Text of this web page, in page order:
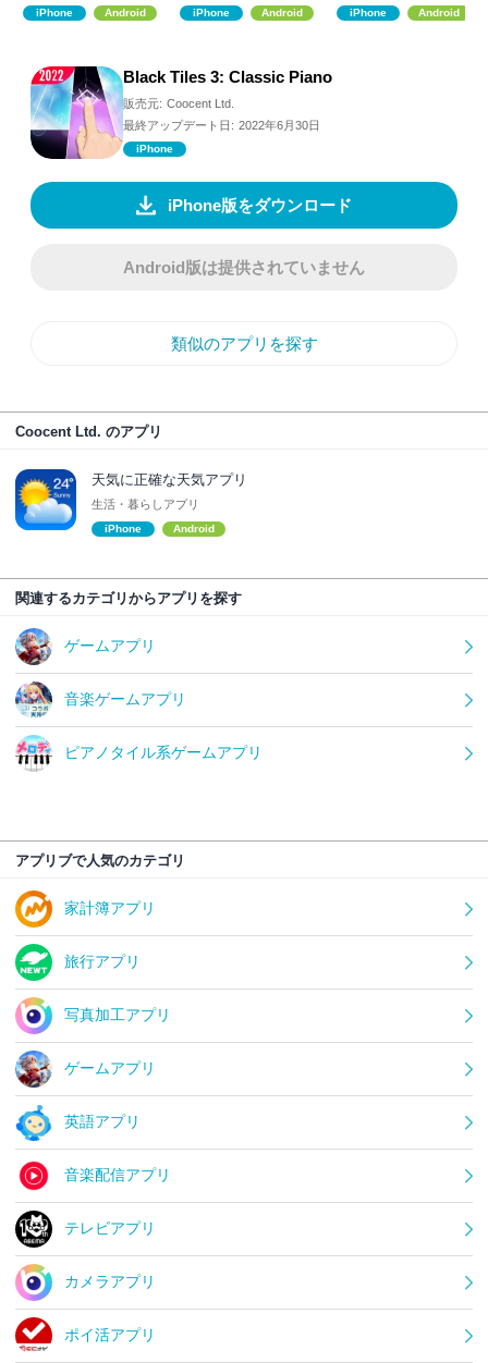
iPhone Android iPhone Android iPhone Android
Black Tiles 3: Classic Piano
販売元: Coocent Ltd.
最終アップデート日: 2022年6月30日
iPhone
iPhone版をダウンロード
Android版は提供されていません
類似のアプリを探す
Coocent Ltd. のアプリ
天気に正確な天気アプリ
生活・暮らしアプリ
iPhone Android
関連するカテゴリからアプリを探す
ゲームアプリ
音楽ゲームアプリ
ピアノタイル系ゲームアプリ
アプリブで人気のカテゴリ
家計簿アプリ
旅行アプリ
写真加工アプリ
ゲームアプリ
英語アプリ
音楽配信アプリ
テレビアプリ
カメラアプリ
ポイ活アプリ